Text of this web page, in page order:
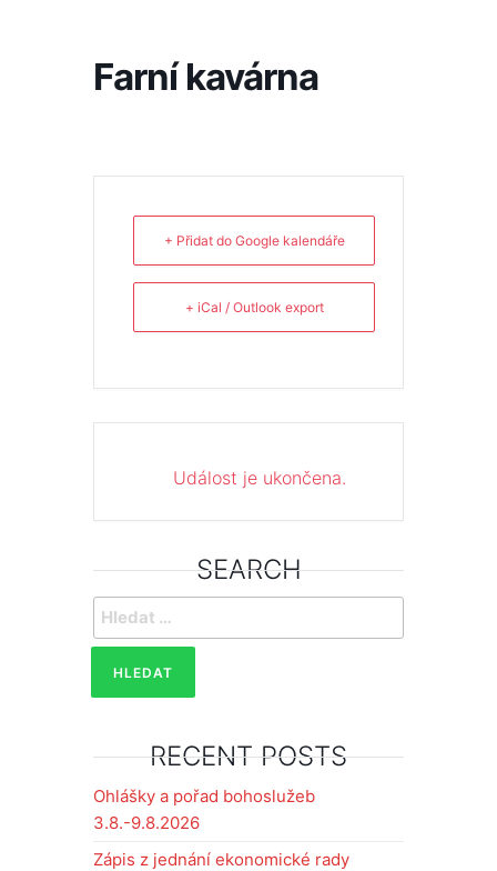
Farní kavárna
+ Přidat do Google kalendáře
+ iCal / Outlook export
Událost je ukončena.
SEARCH
Vyhledávání
RECENT POSTS
Ohlášky a pořad bohoslužeb
3.8.-9.8.2026
Zápis z jednání ekonomické rady